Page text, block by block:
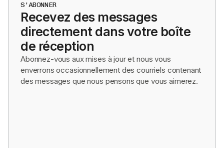
S'ABONNER
Recevez des messages
directement dans votre boîte
de réception
Abonnez-vous aux mises à jour et nous vous
enverrons occasionnellement des courriels contenant
des messages que nous pensons que vous aimerez.